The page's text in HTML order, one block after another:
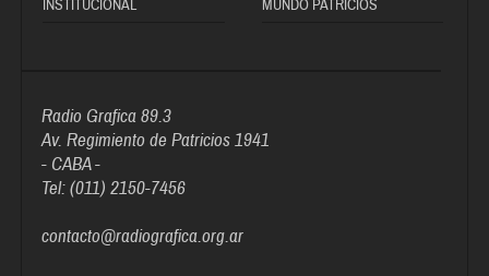
INSTITUCIONAL MUNDO PATRICIOS
Radio Grafica 89.3
Av. Regimiento de Patricios 1941
- CABA -
Tel: (011) 2150-7456
contacto@radiografica.org.ar